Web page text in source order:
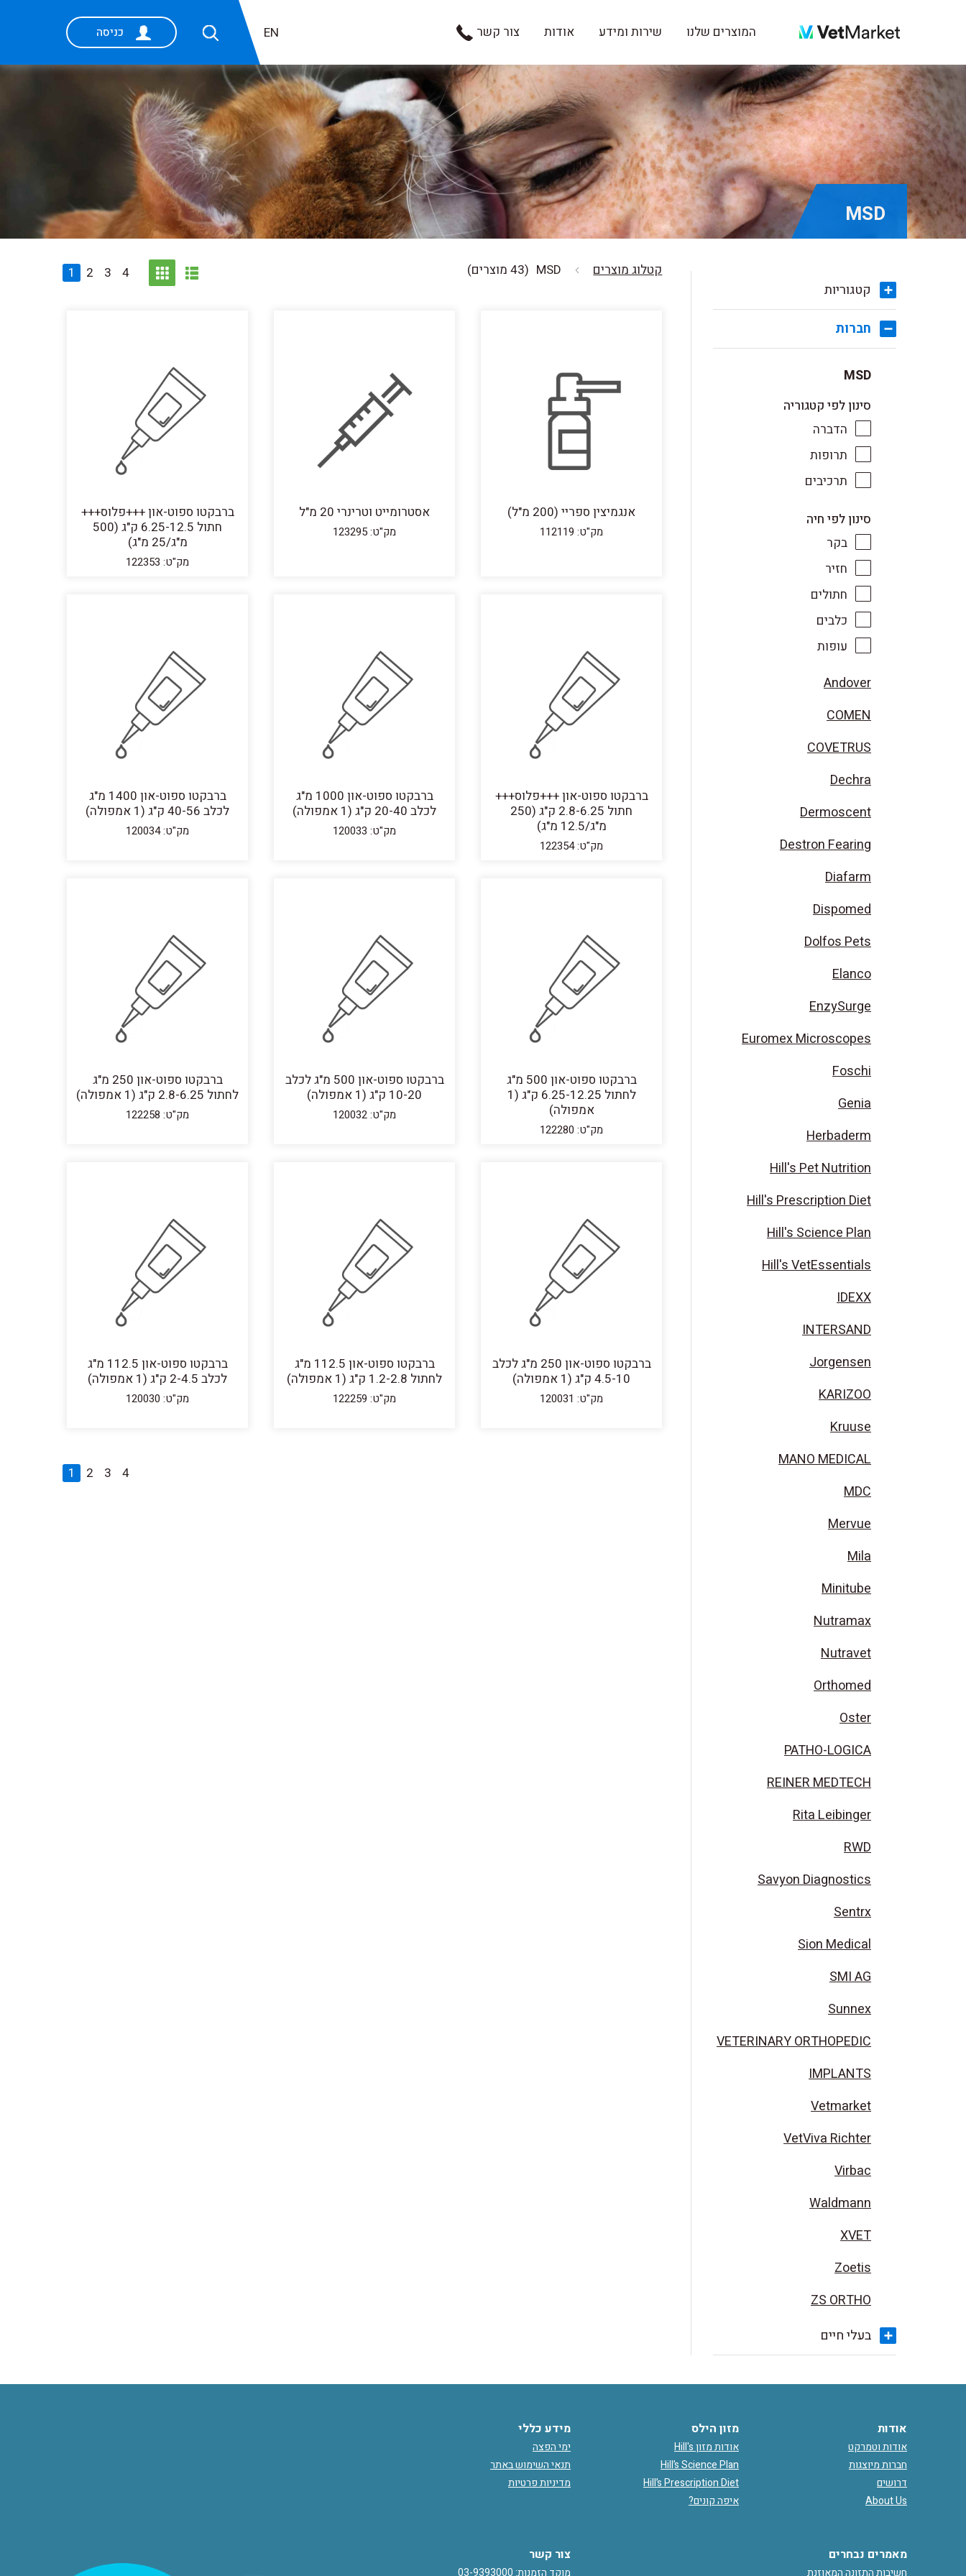
המוצרים שלנו שירות ומידע אודות צור קשר EN כניסה
MSD
קטגוריות
חברות
MSD
סינון לפי קטגוריה
הדברה
תרופות
תרכיבים
סינון לפי חיה
בקר
חזיר
חתולים
כלבים
עופות
Andover
COMEN
COVETRUS
Dechra
Dermoscent
Destron Fearing
Diafarm
Dispomed
Dolfos Pets
Elanco
EnzySurge
Euromex Microscopes
Foschi
Genia
Herbaderm
Hill's Pet Nutrition
Hill's Prescription Diet
Hill's Science Plan
Hill's VetEssentials
IDEXX
INTERSAND
Jorgensen
KARIZOO
Kruuse
MANO MEDICAL
MDC
Mervue
Mila
Minitube
Nutramax
Nutravet
Orthomed
Oster
PATHO-LOGICA
REINER MEDTECH
Rita Leibinger
RWD
Savyon Diagnostics
Sentrx
Sion Medical
SMI AG
Sunnex
VETERINARY ORTHOPEDIC
IMPLANTS
Vetmarket
VetViva Richter
Virbac
Waldmann
XVET
Zoetis
ZS ORTHO
בעלי חיים
קטלוג מוצרים MSD (43 מוצרים) 1 2 3 4
אנגמיצין ספריי (200 מ"ל)
מק"ט: 112119
אסטרומייט וטרינרי 20 מ"ל
מק"ט: 123295
ברבקטו ספוט-און +++פלוס+++
חתול 6.25-12.5 ק"ג (500
מ"ג/25 מ"ג)
מק"ט: 122353
ברבקטו ספוט-און +++פלוס+++
חתול 2.8-6.25 ק"ג (250
מ"ג/12.5 מ"ג)
מק"ט: 122354
ברבקטו ספוט-און 1000 מ"ג
לכלב 20-40 ק"ג (1 אמפולה)
מק"ט: 120033
ברבקטו ספוט-און 1400 מ"ג
לכלב 40-56 ק"ג (1 אמפולה)
מק"ט: 120034
ברבקטו ספוט-און 500 מ"ג
לחתול 6.25-12.25 ק"ג (1
אמפולה)
מק"ט: 122280
ברבקטו ספוט-און 500 מ"ג לכלב
10-20 ק"ג (1 אמפולה)
מק"ט: 120032
ברבקטו ספוט-און 250 מ"ג
לחתול 2.8-6.25 ק"ג (1 אמפולה)
מק"ט: 122258
ברבקטו ספוט-און 250 מ"ג לכלב
4.5-10 ק"ג (1 אמפולה)
מק"ט: 120031
ברבקטו ספוט-און 112.5 מ"ג
לחתול 1.2-2.8 ק"ג (1 אמפולה)
מק"ט: 122259
ברבקטו ספוט-און 112.5 מ"ג
לכלב 2-4.5 ק"ג (1 אמפולה)
מק"ט: 120030
1 2 3 4
אודות
אודות וטמרקט
חברות מיוצגות
דרושים
About Us
מזון הילס
אודות מזון Hill's
Hill’s Science Plan
Hill’s Prescription Diet
איפה קונים?
מידע כללי
ימי הפצה
תנאי השימוש באתר
מדיניות פרטיות
מאמרים נבחרים
חשיבות התזונה המאוזנת
צור קשר
מוקד הזמנות: 03-9393000